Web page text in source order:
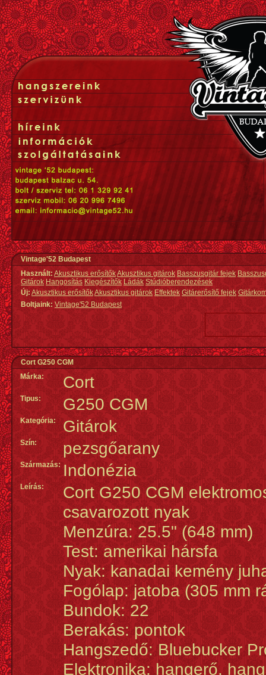
Vintage'52 Budapest
Használt: Akusztikus erősítőkAkusztikus gitárok Basszusgitár fejek
Gitárok Hangosítás Kiegészítők Ládák Stúdióberendezések
Új:Akusztikus erősítőkAkusztikus gitárok Effektek Gitárerősítő fejek
Boltjaink: Vintage'52 Budapest
Cort G250 CGM
Márka:
Cort
Tipus: G250 CGM
Kategória: Gitárok
Szín: pezsgőarany
Származás: Indonézia
Leírás:
Cort G250 CGM
csavarozott nyak
Menzúra: 25.5" (648 mm)
Test: amerikai hársfa
Nyak: kanadai kemény
Fogólap: jatoba (305 mm
Bundok: 22
Berakás: pontok
Hangszedő: Bluebucker
Elektronika: hangerő,